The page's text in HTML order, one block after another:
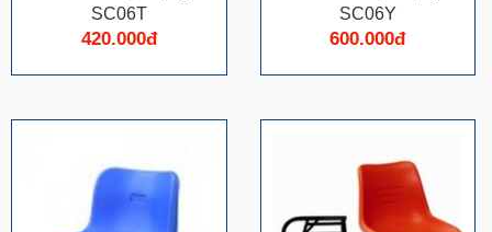
SC06T
420.000đ
SC06Y
600.000đ